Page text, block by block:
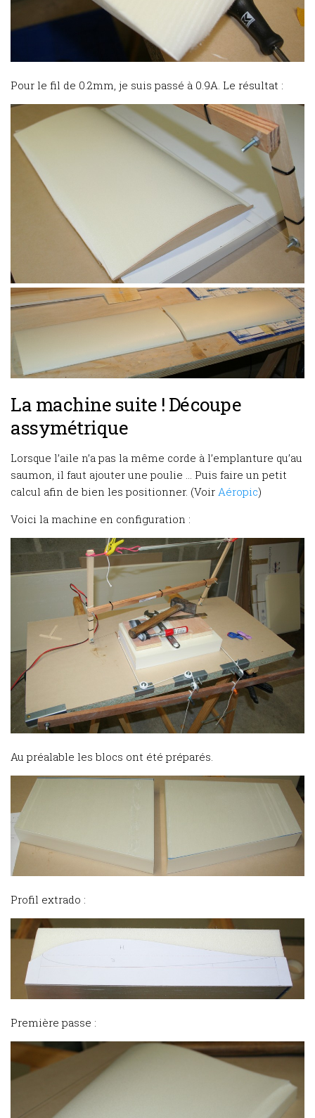
Pour le fil de 0.2mm, je suis passé à 0.9A. Le résultat :
La machine suite ! Découpe
assymétrique
Lorsque l’aile n’a pas la même corde à l’emplanture qu’au
saumon, il faut ajouter une poulie … Puis faire un petit
calcul afin de bien les positionner. (Voir Aéropic)
Voici la machine en configuration :
Au préalable les blocs ont été préparés.
Profil extrado :
Première passe :